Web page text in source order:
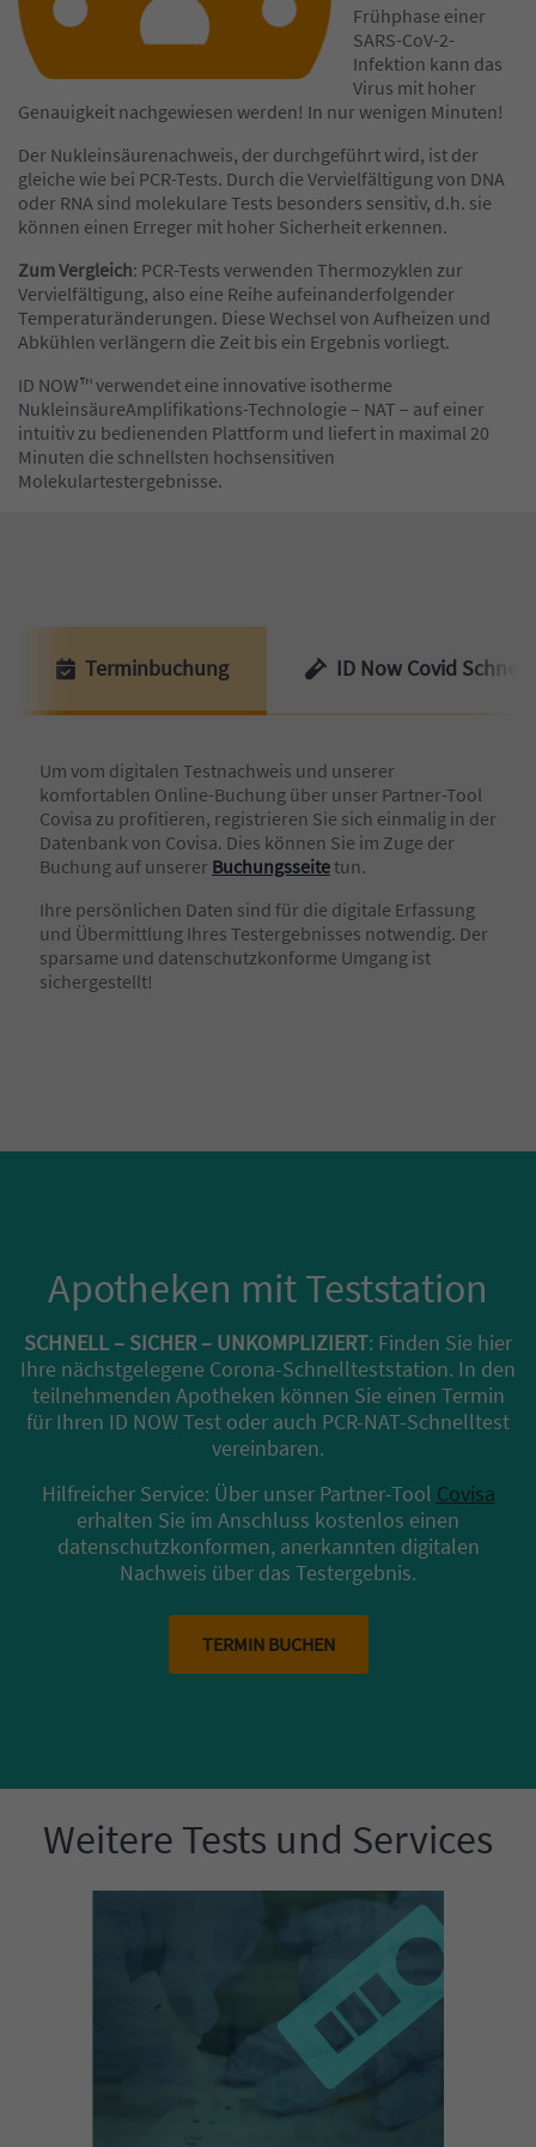
Frühphase einer
SARS-CoV-2-
Infektion kann das
Virus mit hoher
Genauigkeit nachgewiesen werden! In nur wenigen Minuten!
Der Nukleinsäurenachweis, der durchgeführt wird, ist der
gleiche wie bei PCR-Tests. Durch die Vervielfältigung von DNA
oder RNA sind molekulare Tests besonders sensitiv, d.h. sie
können einen Erreger mit hoher Sicherheit erkennen.
Zum Vergleich: PCR-Tests verwenden Thermozyklen zur
Vervielfältigung, also eine Reihe aufeinanderfolgender
Temperaturänderungen. Diese Wechsel von Aufheizen und
Abkühlen verlängern die Zeit bis ein Ergebnis vorliegt.
ID NOW™ verwendet eine innovative isotherme
NukleinsäureAmplifikations-Technologie – NAT – auf einer
intuitiv zu bedienenden Plattform und liefert in maximal 20
Minuten die schnellsten hochsensitiven
Molekulartestergebnisse.
Terminbuchung ID Now Covid
Um vom digitalen Testnachweis und unserer
komfortablen Online-Buchung über unser Partner-Tool
Covisa zu profitieren, registrieren Sie sich einmalig in der
Datenbank von Covisa. Dies können Sie im Zuge der
Buchung auf unserer Buchungsseitetun.
Ihre persönlichen Daten sind für die digitale Erfassung
und Übermittlung Ihres Testergebnisses notwendig. Der
sparsame und datenschutzkonforme Umgang ist
sichergestellt!
Apotheken mit Teststation
SCHNELL – SICHER – UNKOMPLIZIERT: Finden Sie hier
Ihre nächstgelegene Corona-Schnellteststation. In den
teilnehmenden Apotheken können Sie einen Termin
für Ihren ID NOW Test oder auch PCR-NAT-Schnelltest
vereinbaren.
Hilfreicher Service: Über unser Partner-Tool Covisa
erhalten Sie im Anschluss kostenlos einen
datenschutzkonformen, anerkannten digitalen
Nachweis über das Testergebnis.
TERMIN BUCHEN
Einleitung
Weitere Tests und Services